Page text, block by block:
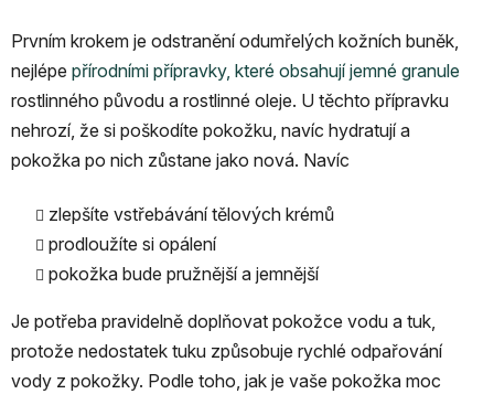
Prvním krokem je odstranění odumřelých kožních buněk,
nejlépe přírodními přípravky, které obsahují jemné granule
rostlinného původu a rostlinné oleje. U těchto přípravku
nehrozí, že si poškodíte pokožku, navíc hydratují a
pokožka po nich zůstane jako nová. Navíc
zlepšíte vstřebávání tělových krémů
prodloužíte si opálení
pokožka bude pružnější a jemnější
Je potřeba pravidelně doplňovat pokožce vodu a tuk,
protože nedostatek tuku způsobuje rychlé odpařování
vody z pokožky. Podle toho, jak je vaše pokožka moc